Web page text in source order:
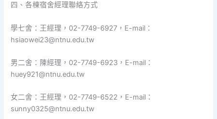
四、各棟宿舍經理聯絡方式
學七舍：王經理，02-7749-6927，E-mail：
hsiaowei23@ntnu.edu.tw
男二舍：陳經理，02-7749-6923，E-mail：
huey921@ntnu.edu.tw
女二舍：王經理，02-7749-6522，E-mail：
sunny0325@ntnu.edu.tw